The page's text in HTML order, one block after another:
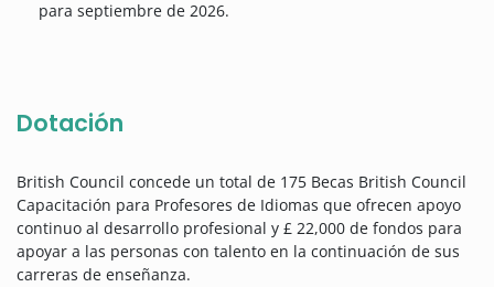
para septiembre de 2026.
Dotación
British Council concede un total de 175 Becas British Council
Capacitación para Profesores de Idiomas que ofrecen apoyo
continuo al desarrollo profesional y £ 22,000 de fondos para
apoyar a las personas con talento en la continuación de sus
carreras de enseñanza.